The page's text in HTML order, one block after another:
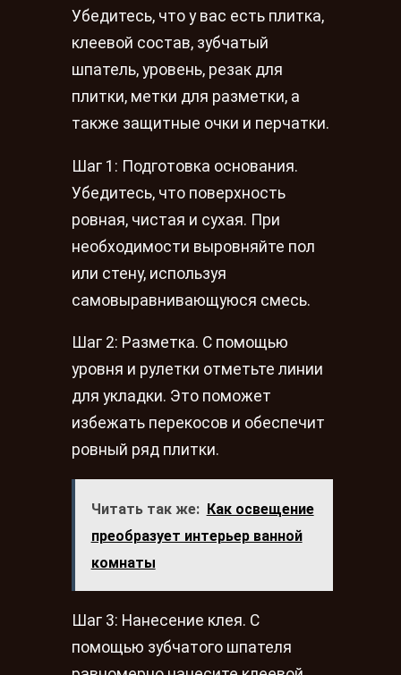
Убедитесь, что у вас есть плитка,
клеевой состав, зубчатый
шпатель, уровень, резак для
плитки, метки для разметки, а
также защитные очки и перчатки.
Шаг 1: Подготовка основания.
Убедитесь, что поверхность
ровная, чистая и сухая. При
необходимости выровняйте пол
или стену, используя
самовыравнивающуюся смесь.
Шаг 2: Разметка. С помощью
уровня и рулетки отметьте линии
для укладки. Это поможет
избежать перекосов и обеспечит
ровный ряд плитки.
Читать так же: Как освещение
преобразует интерьер ванной
комнаты
Шаг 3: Нанесение клея. С
помощью зубчатого шпателя